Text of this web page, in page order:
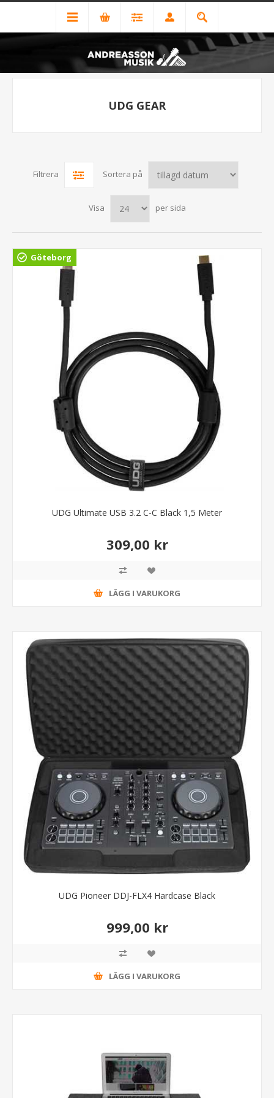
UDG GEAR
Filtrera Sortera på
Visa per sida
Göteborg
UDG Ultimate USB 3.2 C-C Black 1,5 Meter
309,00 kr
LÄGG I VARUKORG
UDG Pioneer DDJ-FLX4 Hardcase Black
999,00 kr
LÄGG I VARUKORG